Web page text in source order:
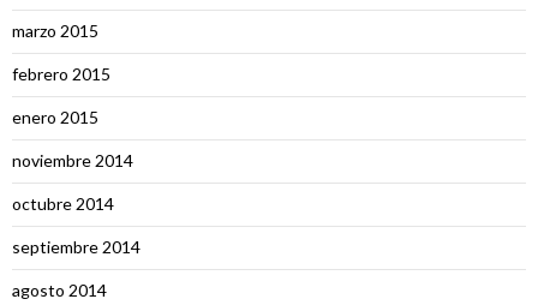
marzo 2015
febrero 2015
enero 2015
noviembre 2014
octubre 2014
septiembre 2014
agosto 2014